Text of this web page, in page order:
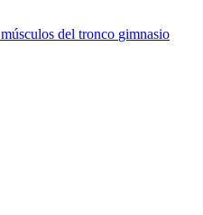
músculos del tronco gimnasio